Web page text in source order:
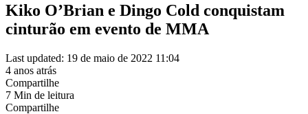
Kiko O’Brian e Dingo Cold conquistam
cinturão em evento de MMA
Last updated: 19 de maio de 2022 11:04
4 anos atrás
Compartilhe
7 Min de leitura
Compartilhe